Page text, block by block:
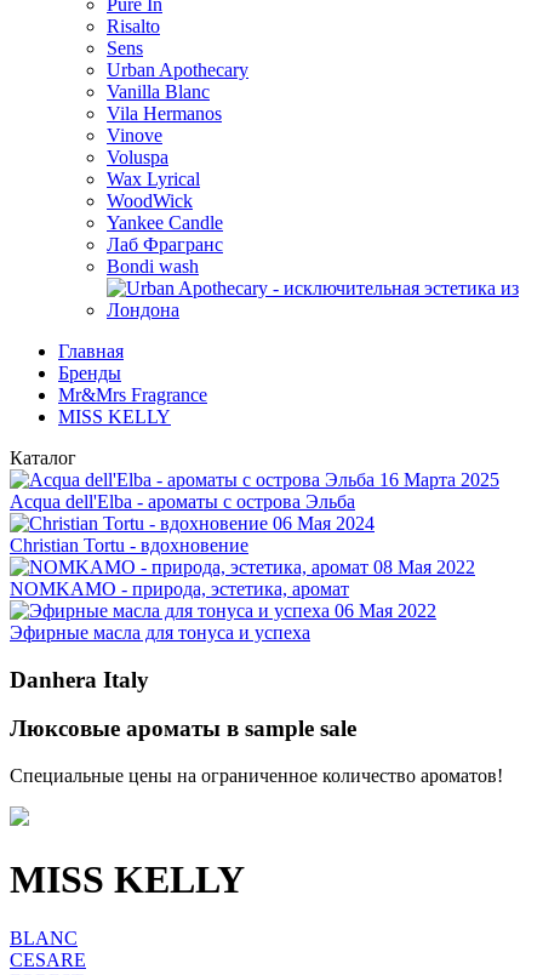
Pure In
Risalto
Sens
Urban Apothecary
Vanilla Blanc
Vila Hermanos
Vinove
Voluspa
Wax Lyrical
WoodWick
Yankee Candle
Лаб Фрагранс
Bondi wash
Главная
Бренды
Mr&Mrs Fragrance
MISS KELLY
Каталог
16 Марта 2025
Acqua dell'Elba - ароматы с острова Эльба
06 Мая 2024
Christian Tortu - вдохновение
08 Мая 2022
NOMKAMO - природа, эстетика, аромат
06 Мая 2022
Эфирные масла для тонуса и успеха
Danhera Italy
Люксовые ароматы в sample sale
Специальные цены на ограниченное количество ароматов!
MISS KELLY
BLANC
CESARE